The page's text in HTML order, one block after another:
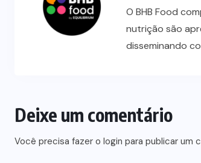
O BHB Food
nutrição são
disseminando
Deixe um comentário
Você precisa fazer o login para publicar um